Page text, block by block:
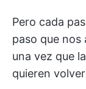
Pero cada
paso que nos
una vez que
quieren